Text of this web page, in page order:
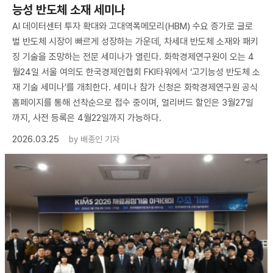
능성 반도체 소재 세미나
AI 데이터센터 투자 확대와 고대역폭메모리(HBM) 수요 증가로 글로
벌 반도체 시장이 빠르게 성장하는 가운데, 차세대 반도체 소재와 패키
징 기술을 조망하는 전문 세미나가 열린다. 화학경제연구원이 오는 4
월24일 서울 여의도 한국경제인협회 FKI타워에서 ‘고기능성 반도체 소
재 기술 세미나’를 개최한다. 세미나 참가 신청은 화학경제연구원 공식
홈페이지를 통해 선착순으로 접수 중이며, 얼리버드 할인은 3월27일
까지, 사전 등록은 4월22일까지 가능하다.
2026.03.25
by 배종인 기자